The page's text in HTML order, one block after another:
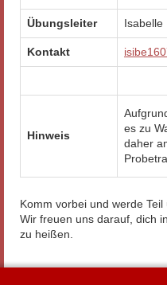
Übungsleiter Isabelle
Kontakt
Hinweis
es zu
daher
Komm vorbei und werde
Wir freuen uns darauf, dich
zu heißen.